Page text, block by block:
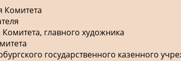
Комитета
главного художника
государственного казенного